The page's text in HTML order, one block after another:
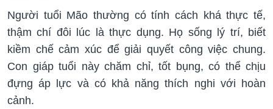
Người tuổi Mão thường có tính cách khá thực tế,
thậm chí đôi lúc là thực dụng. Họ sống lý trí, biết
kiềm chế cảm xúc để giải quyết công việc chung.
Con giáp tuổi này chăm chỉ, tốt bụng, có thể chịu
đựng áp lực và có khả năng thích nghi với hoàn
cảnh.